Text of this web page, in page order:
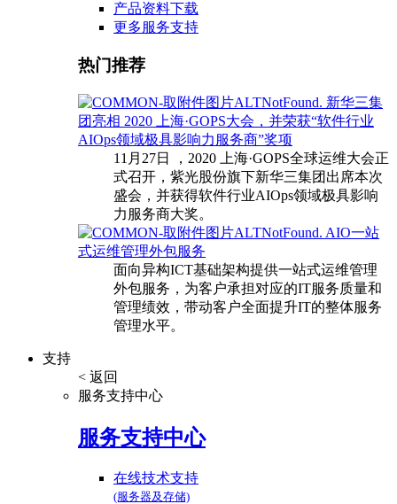
产品资料下载
更多服务支持
热门推荐
新华三集
团亮相 2020 上海·GOPS大会，并荣获“软件行业
AIOps领域极具影响力服务商”奖项
11月27日 ，2020 上海·GOPS全球运维大会正
式召开，紫光股份旗下新华三集团出席本次
盛会，并获得软件行业AIOps领域极具影响
力服务商大奖。
AIO一站
式运维管理外包服务
面向异构ICT基础架构提供一站式运维管理
外包服务，为客户承担对应的IT服务质量和
管理绩效，带动客户全面提升IT的整体服务
管理水平。
支持
< 返回
服务支持中心
服务支持中心
在线技术支持
(服务器及存储)